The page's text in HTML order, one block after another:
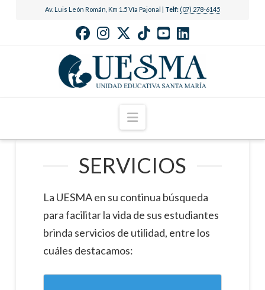
Av. Luis León Román, Km 1.5 Vía Pajonal | Telf: (07) 278-6145
Navigation
SERVICIOS
La UESMA en su continua búsqueda
para facilitar la vida de sus estudiantes
brinda servicios de utilidad, entre los
cuáles destacamos: